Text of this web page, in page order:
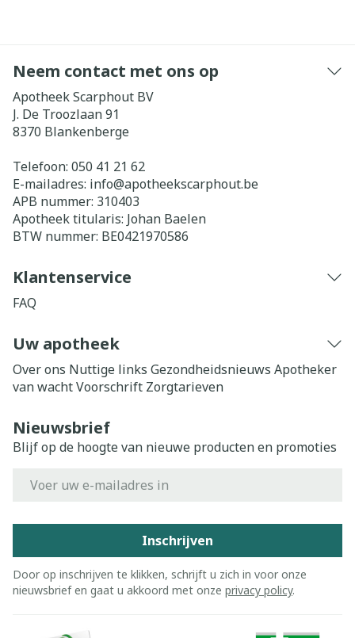
Neem contact met ons op
Apotheek Scarphout BV
J. De Troozlaan 91
8370 Blankenberge
Telefoon: 050 41 21 62
E-mailadres: info@apotheekscarphout.be
APB nummer: 310403
Apotheek titularis: Johan Baelen
BTW nummer: BE0421970586
Klantenservice
FAQ
Uw apotheek
Over ons Nuttige links Gezondheidsnieuws Apotheker
van wachtVoorschrift Zorgtarieven
Nieuwsbrief
Blijf op de hoogte van nieuwe producten en promoties
Inschrijven
Door op inschrijven te klikken, schrijft u zich in voor onze
nieuwsbrief en gaat u akkoord met onze privacy policy.